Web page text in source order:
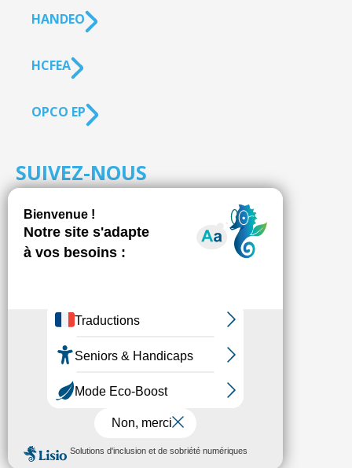
HANDEO
HCFEA
OPCO EP
SUIVEZ-NOUS
Fédésap © 2021
Mentions légales
Transparence